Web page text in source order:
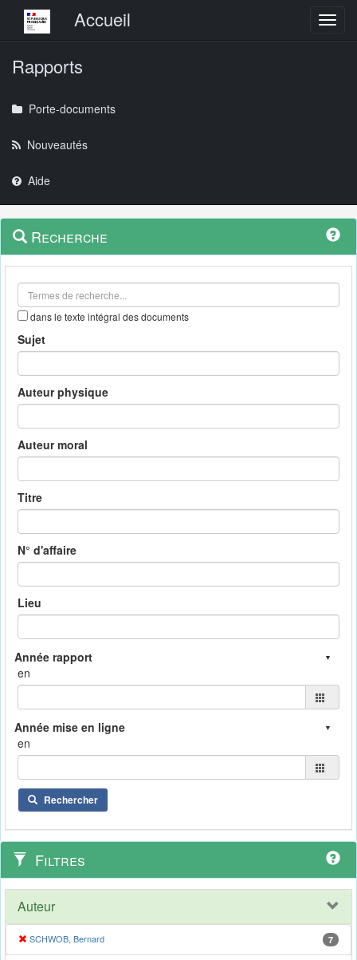
Menu principalAccueil
Rapports
Porte-documents
Nouveautés
Aide
Navigation
outils
Menu
contextuel
Recherche
dans le texte intégral des documents
Sujet
Auteur physique
Auteur moral
Titre
N° d'affaire
Lieu
en
en
Rechercher
Filtres
Auteur
SCHWOB, Bernard 7